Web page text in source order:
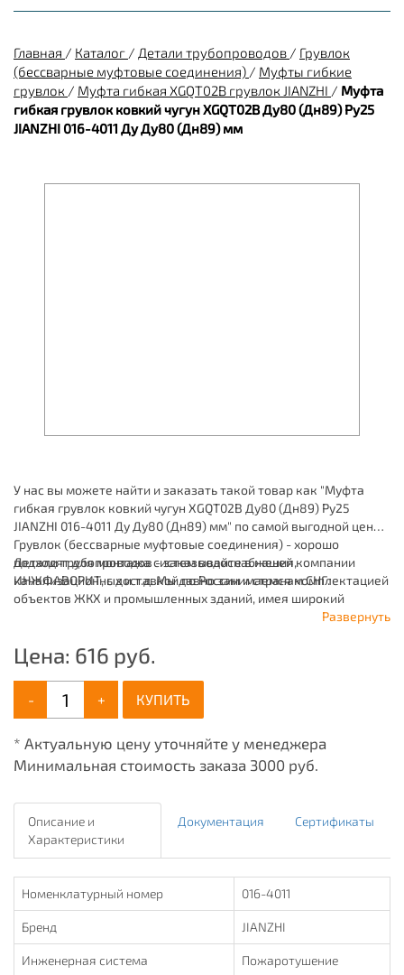
Главная / Каталог / Детали трубопроводов / Грувлок
(бессварные муфтовые соединения) / Муфты гибкие
грувлок / Муфта гибкая XGQT02B грувлок JIANZHI / Муфта
гибкая грувлок ковкий чугун XGQT02B Ду80 (Дн89) Ру25
JIANZHI 016-4011 Ду Ду80 (Дн89) мм
У нас вы можете найти и заказать такой товар как "Муфта
гибкая грувлок ковкий чугун XGQT02B Ду80 (Дн89) Ру25
JIANZHI 016-4011 Ду Ду80 (Дн89) мм" по самой выгодной цене.
Грувлок (бессварные муфтовые соединения) - хорошо
подходят для монтажа систем водоснабжения,
канализационных и т.д. Мы давно занимаемся комплектацией
объектов ЖКХ и промышленных зданий, имея широкий
Детали трубопроводов - заказывайте в нашей компании
ИНЖФАВОРИТ, с доставкой по России и странам СНГ.
Развернуть
Цена: 616 руб.
- + КУПИТЬ
* Актуальную цену уточняйте у менеджера
Минимальная стоимость заказа 3000 руб.
Описание и
Характеристики
Документация Сертификаты
Номенклатурный номер 016-4011
Бренд JIANZHI
Инженерная система Пожаротушение